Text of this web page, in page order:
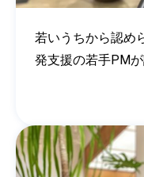
若いうちから認
発支援の若手PM